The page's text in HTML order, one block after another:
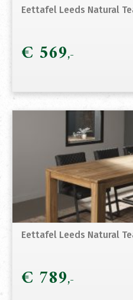
Eettafel Leeds Natural
€ 569
Eettafel Leeds Natural
€ 789